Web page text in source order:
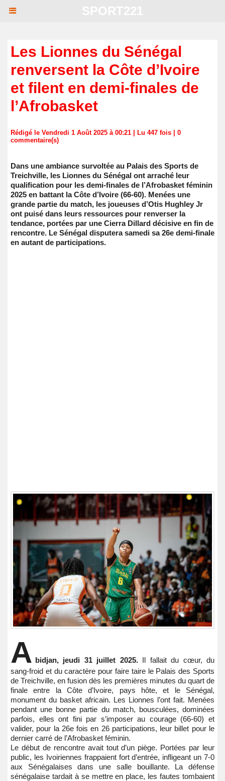
Les Lionnes du Sénégal
renversent la Côte d’Ivoire
et filent en demi-finales de
l’Afrobasket
Rédigé le Vendredi 1 Août 2025 à 00:21 | Lu 447 fois | 0
commentaire(s)
Dans une ambiance survoltée au Palais des Sports de
Treichville, les Lionnes du Sénégal ont arraché leur
qualification pour les demi-finales de l’Afrobasket féminin
2025 en battant la Côte d’Ivoire (66-60). Menées une
grande partie du match, les joueuses d’Otis Hughley Jr
ont puisé dans leurs ressources pour renverser la
tendance, portées par une Cierra Dillard décisive en fin de
rencontre. Le Sénégal disputera samedi sa 26e demi-finale
en autant de participations.
A bidjan, jeudi 31 juillet 2025.Il fallait du cœur, du
sang-froid et du caractère pour faire taire le Palais des Sports
de Treichville, en fusion dès les premières minutes du quart de
finale entre la Côte d’Ivoire, pays hôte, et le Sénégal,
monument du basket africain. Les Lionnes l’ont fait. Menées
pendant une bonne partie du match, bousculées, dominées
parfois, elles ont fini par s’imposer au courage (66-60) et
valider, pour la 26e fois en 26 participations, leur billet pour le
dernier carré de l’Afrobasket féminin.
Le début de rencontre avait tout d’un piège. Portées par leur
public, les Ivoiriennes frappaient fort d’entrée, infligeant un 7-0
aux Sénégalaises dans une salle bouillante. La défense
sénégalaise tardait à se mettre en place, les fautes tombaient